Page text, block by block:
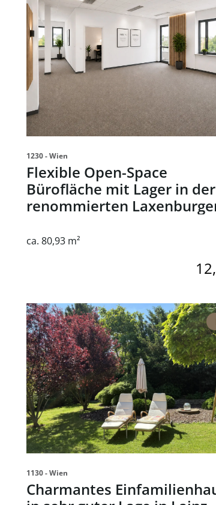
1230 - Wien
Flexible Open-Space
Bürofläche mit Lager in der
renommierten
ca. 80,93 m²
Link zur Seite Charmantes
1130 - Wien
Charmantes